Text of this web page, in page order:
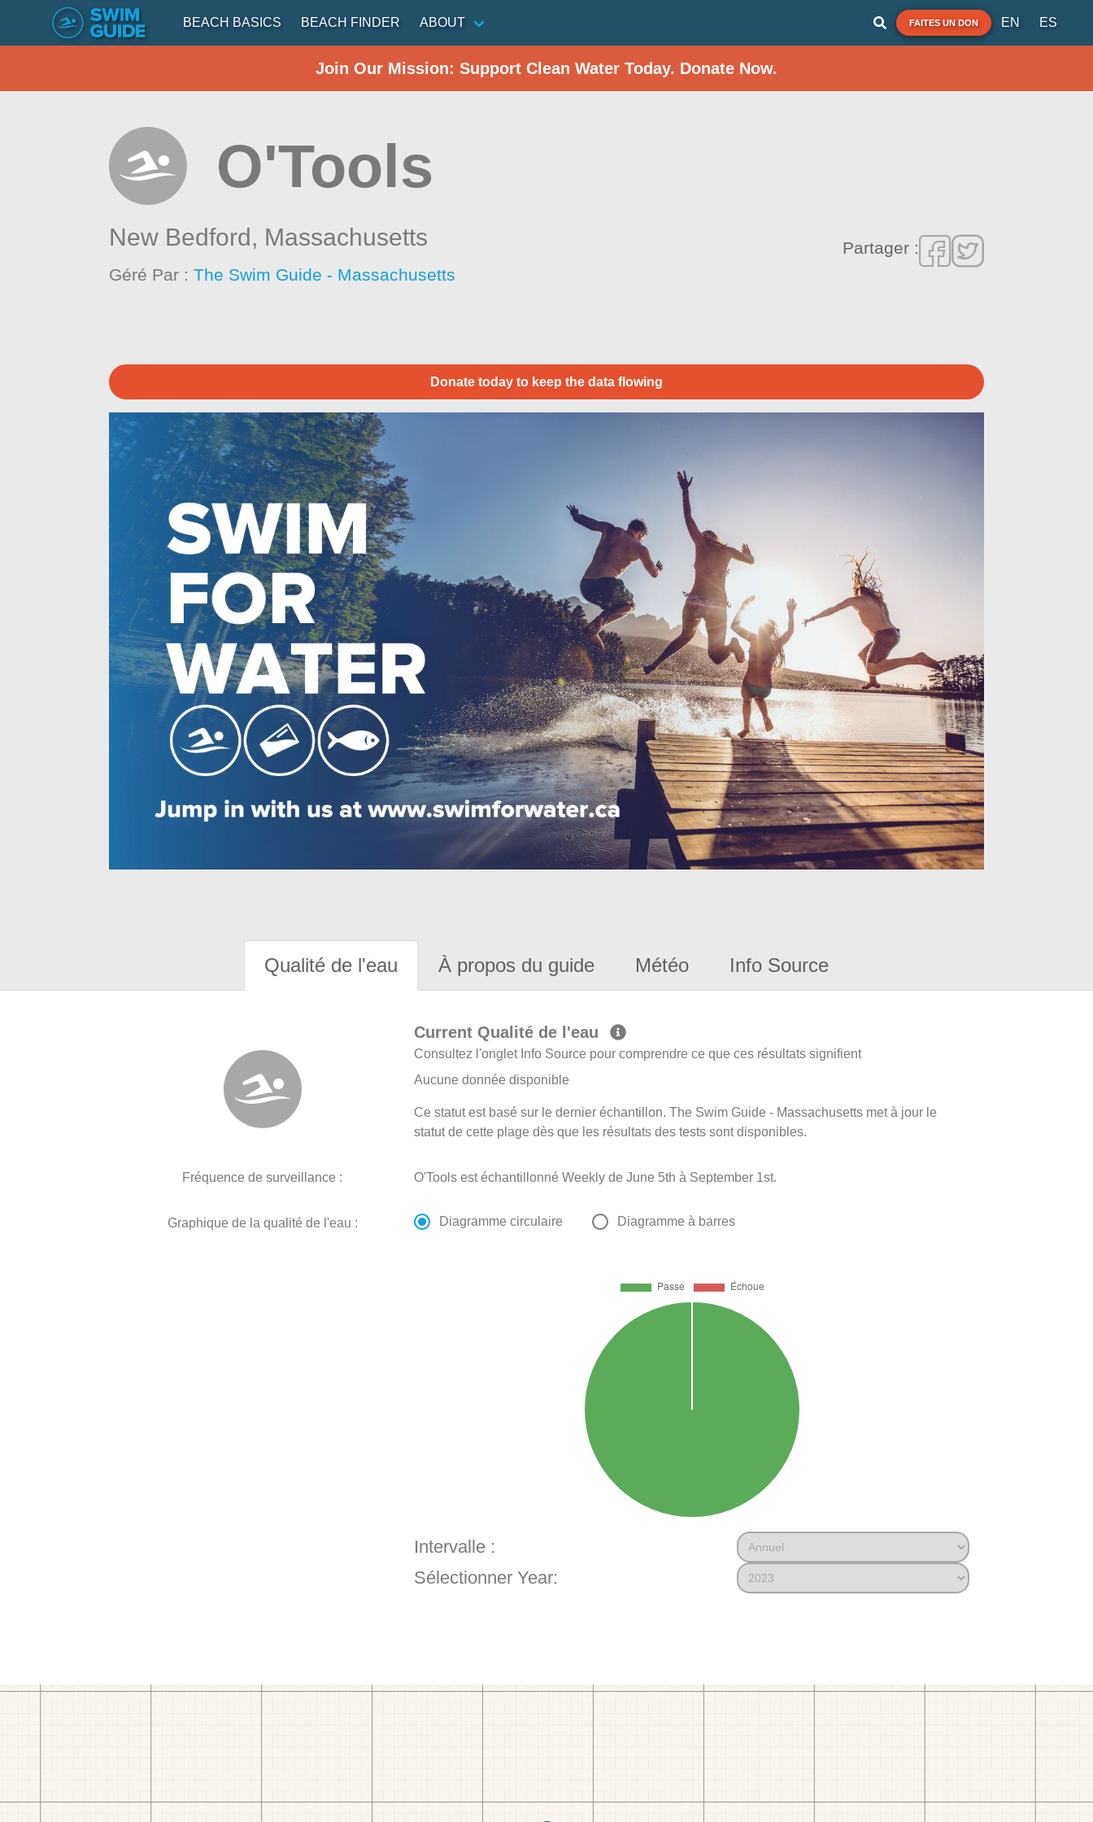
BEACH BASICS BEACH FINDER ABOUT FAITES UN DON EN ES
Join Our Mission: Support Clean Water Today. Donate Now.
O'Tools
New Bedford, Massachusetts
Géré Par :The Swim Guide - Massachusetts
Partager :
Donate today to keep the data flowing
Qualité de l'eau À propos du guide Météo Info Source
Current Qualité de l'eau
Consultez l'onglet Info Source pour comprendre ce que ces résultats signifient
Aucune donnée disponible
Ce statut est basé sur le dernier échantillon. The Swim Guide - Massachusetts met à jour le
statut de cette plage dès que les résultats des tests sont disponibles.
Fréquence de surveillance : O'Tools est échantillonné Weekly de June 5th à September 1st.
Graphique de la qualité de l'eau : Diagramme circulaire Diagramme à barres
Intervalle :
Sélectionner Year: